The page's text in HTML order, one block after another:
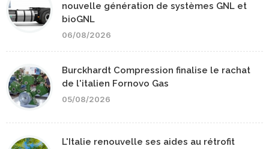
nouvelle génération de systèmes GNL et
bioGNL
06/08/2026
Burckhardt Compression finalise le rachat
de l'italien Fornovo Gas
05/08/2026
L'Italie renouvelle ses aides au rétrofit